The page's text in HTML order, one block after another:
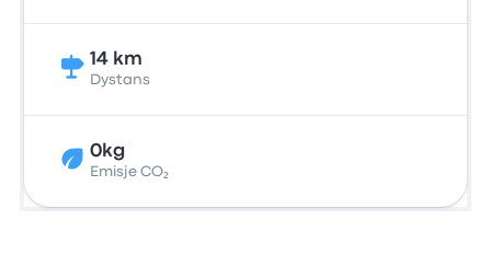
14 km
Dystans
0kg
Emisje CO₂